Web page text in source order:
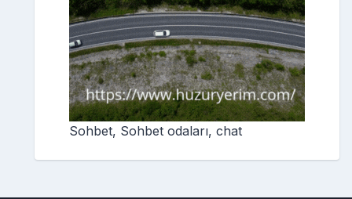
Sohbet, Sohbet odaları, chat